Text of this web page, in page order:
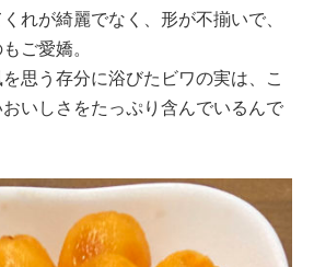
れが綺麗でなく、形が不揃いで、
ご愛嬌。
思う存分に浴びたビワの実は、こ
いしさをたっぷり含んでいるんで